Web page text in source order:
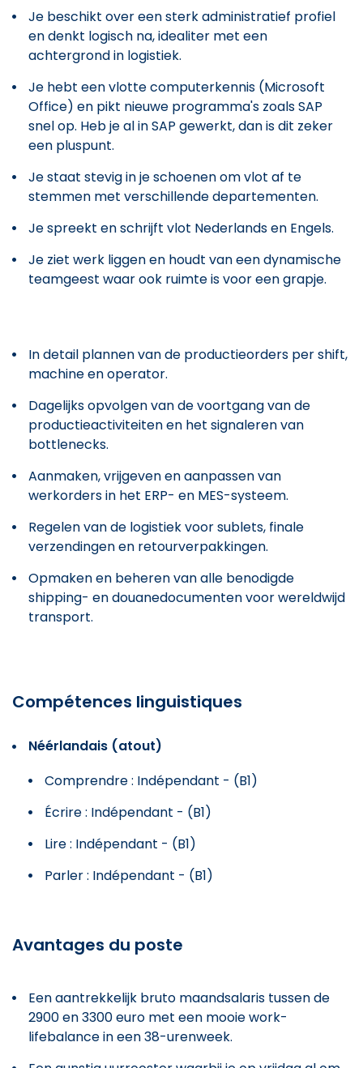
Je beschikt over een sterk administratief profiel
en denkt logisch na, idealiter met een
achtergrond in logistiek.
Je hebt een vlotte computerkennis (Microsoft
Office) en pikt nieuwe programma's zoals SAP
snel op. Heb je al in SAP gewerkt, dan is dit zeker
een pluspunt.
Je staat stevig in je schoenen om vlot af te
stemmen met verschillende departementen.
Je spreekt en schrijft vlot Nederlands en Engels.
Je ziet werk liggen en houdt van een dynamische
teamgeest waar ook ruimte is voor een grapje.
In detail plannen van de productieorders per shift,
machine en operator.
Dagelijks opvolgen van de voortgang van de
productieactiviteiten en het signaleren van
bottlenecks.
Aanmaken, vrijgeven en aanpassen van
werkorders in het ERP- en MES-systeem.
Regelen van de logistiek voor sublets, finale
verzendingen en retourverpakkingen.
Opmaken en beheren van alle benodigde
shipping- en douanedocumenten voor wereldwijd
transport.
Compétences linguistiques
Néérlandais (atout)
Comprendre : Indépendant - (B1)
Écrire : Indépendant - (B1)
Lire : Indépendant - (B1)
Parler : Indépendant - (B1)
Avantages du poste
Een aantrekkelijk bruto maandsalaris tussen de
2900 en 3300 euro met een mooie work-
lifebalance in een 38-urenweek.